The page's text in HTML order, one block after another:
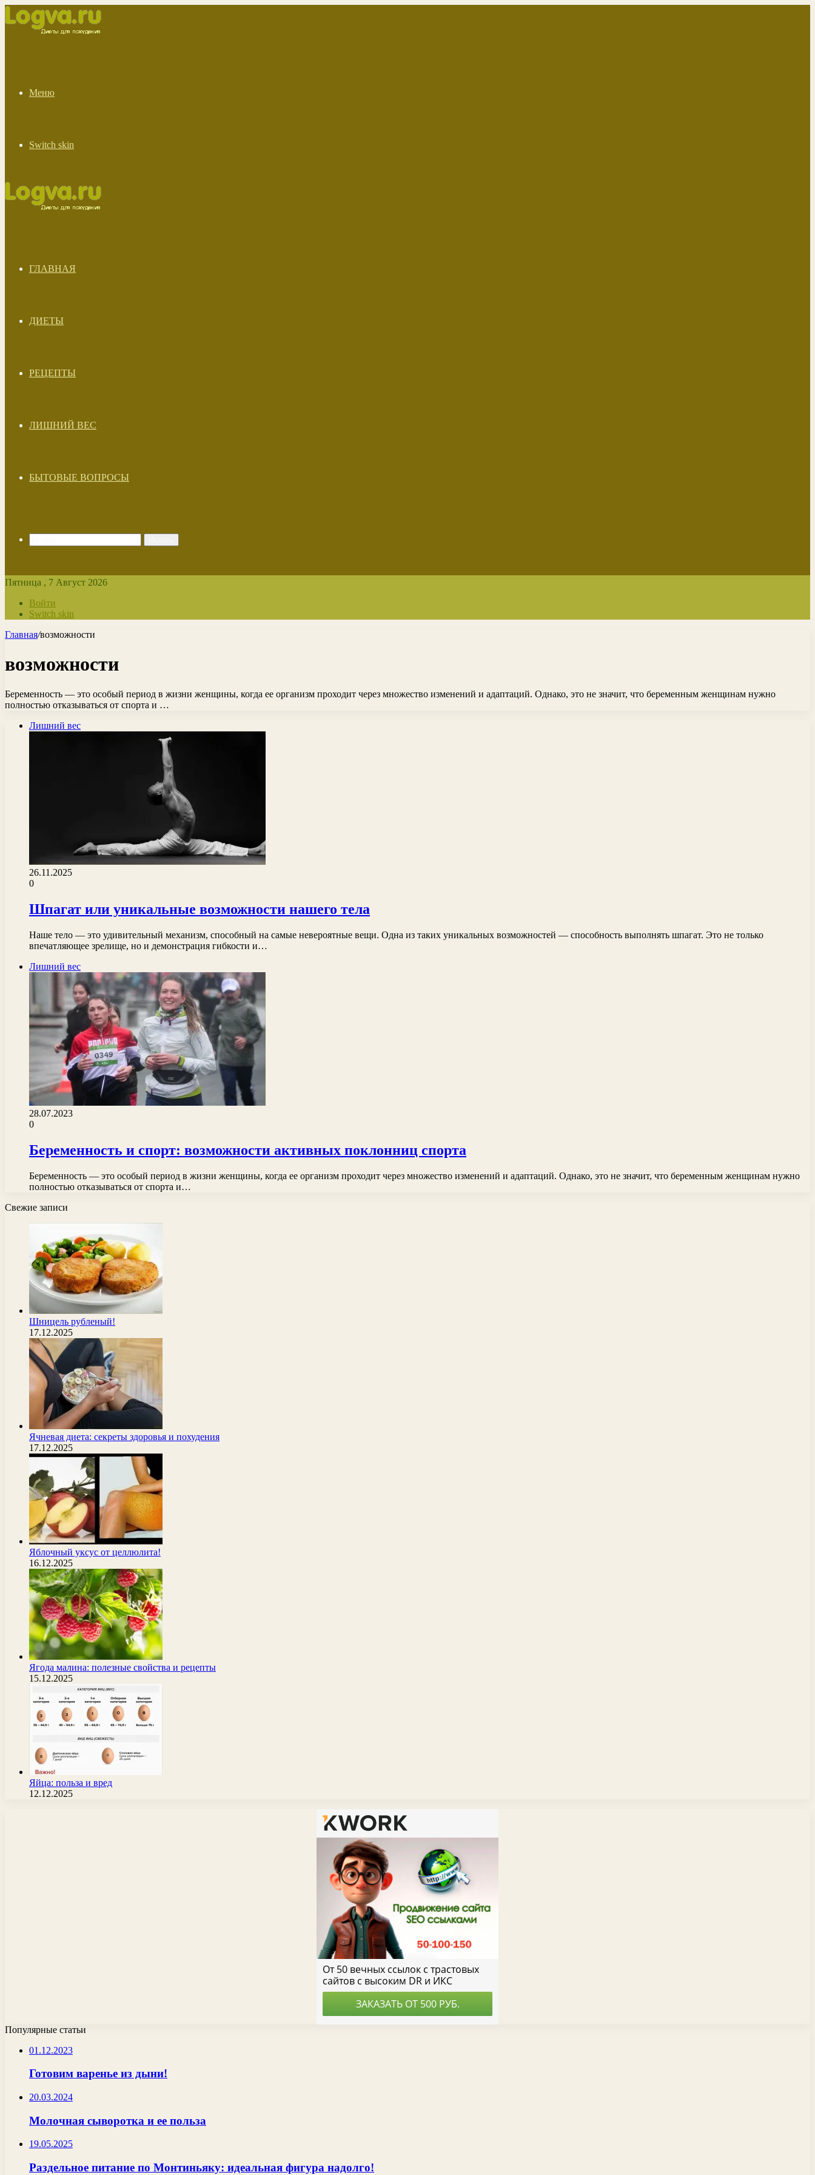
Меню
Switch skin
ГЛАВНАЯ
ДИЕТЫ
РЕЦЕПТЫ
ЛИШНИЙ ВЕС
БЫТОВЫЕ ВОПРОСЫ
Пятница , 7 Август 2026
Войти
Switch skin
Главная/возможности
возможности
Беременность — это особый период в жизни женщины, когда ее организм проходит через множество изменений и адаптаций. Однако, это не значит, что беременным женщинам нужно
полностью отказываться от спорта и …
Лишний вес
26.11.2025
0
Шпагат или уникальные возможности нашего тела
Наше тело — это удивительный механизм, способный на самые невероятные вещи. Одна из таких уникальных возможностей — способность выполнять шпагат. Это не только
впечатляющее зрелище, но и демонстрация гибкости и…
Лишний вес
28.07.2023
0
Беременность и спорт: возможности активных поклонниц спорта
Беременность — это особый период в жизни женщины, когда ее организм проходит через множество изменений и адаптаций. Однако, это не значит, что беременным женщинам нужно
полностью отказываться от спорта и…
Свежие записи
Шницель рубленый!
17.12.2025
Ячневая диета: секреты здоровья и похудения
17.12.2025
Яблочный уксус от целлюлита!
16.12.2025
Ягода малина: полезные свойства и рецепты
15.12.2025
Яйца: польза и вред
12.12.2025
Популярные статьи
01.12.2023
Готовим варенье из дыни!
20.03.2024
Молочная сыворотка и ее польза
19.05.2025
Раздельное питание по Монтиньяку: идеальная фигура надолго!